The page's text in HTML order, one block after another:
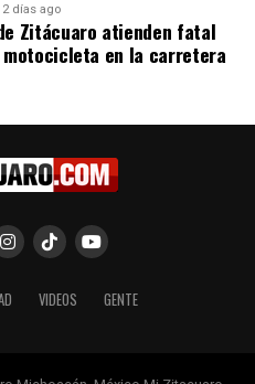
Tercer Ciclo Escolar
2 días ago
Zitácuaro atienden fatal
motocicleta en la carretera
VIDEOS GENTE